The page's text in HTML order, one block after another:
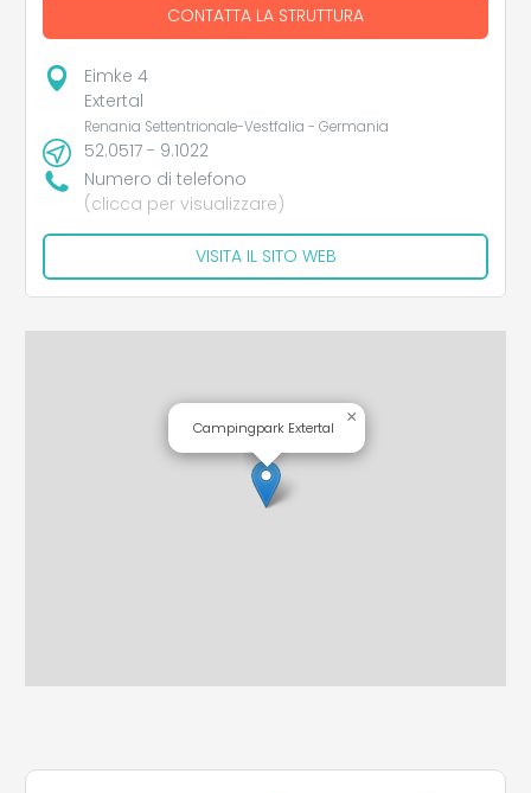
CONTATTA LA STRUTTURA
Eimke 4
Extertal
Renania Settentrionale-Vestfalia - Germania
52.0517 - 9.1022
Numero di telefono
(clicca per visualizzare)
VISITA IL SITO WEB
Campingpark Extertal
×